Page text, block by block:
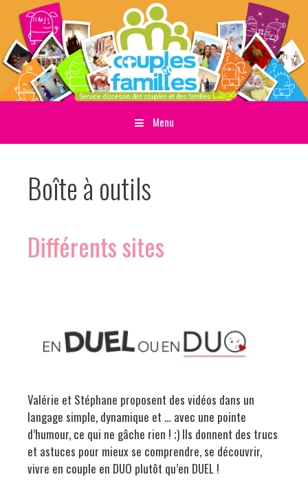
Menu
Boîte à outils
Différents sites
Valérie et Stéphane proposent des vidéos dans un
langage simple, dynamique et … avec une pointe
d’humour, ce qui ne gâche rien ! ;) Ils donnent des trucs
et astuces pour mieux se comprendre, se découvrir,
vivre en couple en DUO plutôt qu’en DUEL !